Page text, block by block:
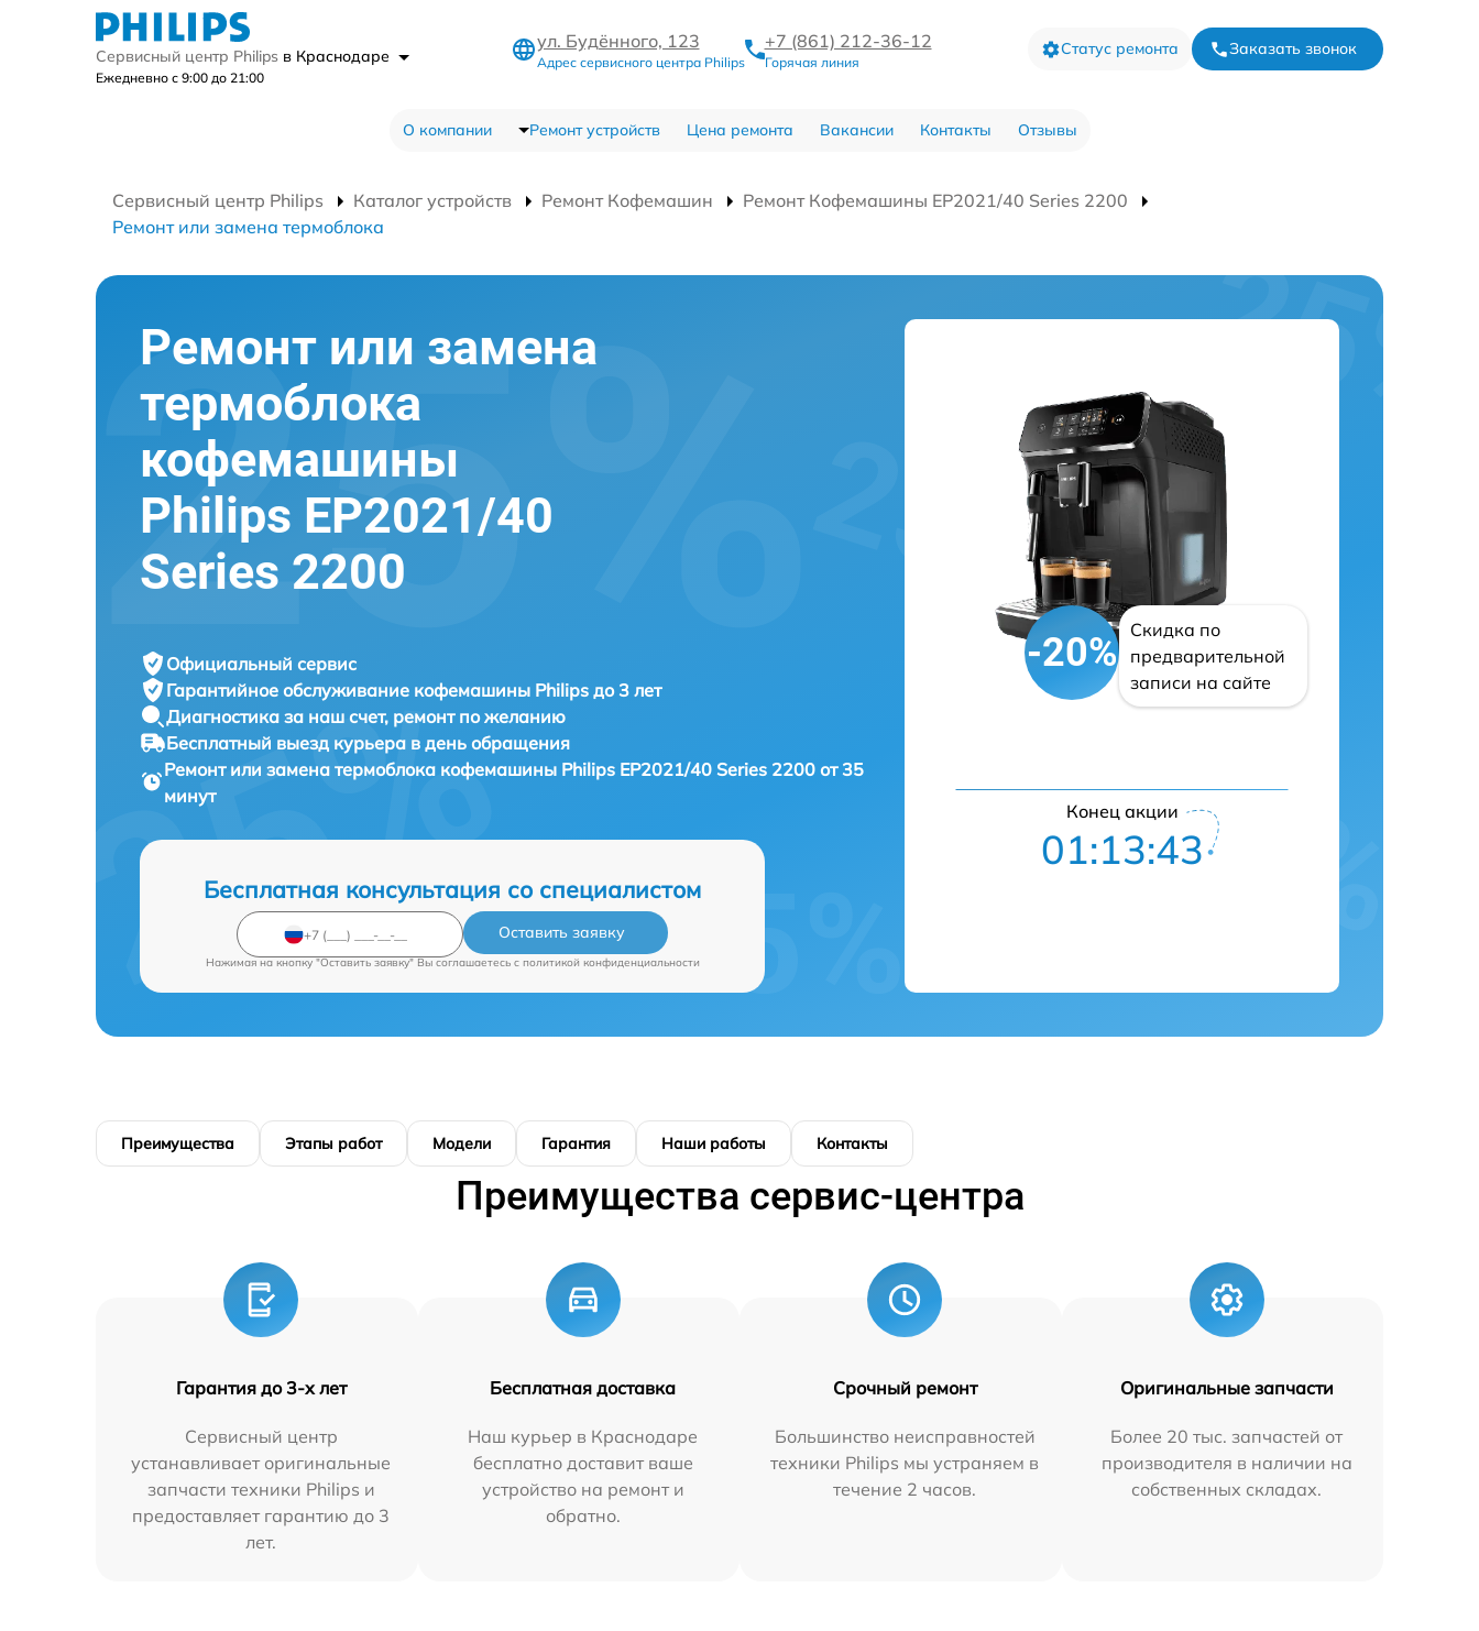
Сервисный центр Philips в Краснодаре
Ежедневно с 9:00 до 21:00
ул. Будённого, 123
Адрес сервисного центра Philips
+7 (861) 212-36-12
Горячая линия
Статус ремонта Заказать звонок
О компании Ремонт устройств Цена ремонта Вакансии Контакты Отзывы
Сервисный центр Philips Каталог устройств Ремонт Кофемашин
Ремонт Кофемашины EP2021/40 Series 2200
Ремонт или замена термоблока
Ремонт или замена
термоблока
кофемашины
Philips EP2021/40
Series 2200
Официальный сервис
Гарантийное обслуживание кофемашины Philips до 3 лет
Диагностика за наш счет, ремонт по желанию
Бесплатный выезд курьера в день обращения
Ремонт или замена термоблока кофемашины Philips EP2021/40 Series 2200 от 35
минут
Бесплатная консультация со специалистом
Оставить заявку
Нажимая на кнопку "Оставить заявку" Вы соглашаетесь c политикой конфиденциальности
-20%
Скидка по
предварительной
записи на сайте
Конец акции
01:13:42
Преимущества Этапы работ Модели Гарантия Наши работы Контакты
Преимущества сервис-центра
Гарантия до 3-х лет
Сервисный центр
устанавливает оригинальные
запчасти техники Philips и
предоставляет гарантию до 3
лет.
Бесплатная доставка
Наш курьер в Краснодаре
бесплатно доставит ваше
устройство на ремонт и
обратно.
Срочный ремонт
Большинство неисправностей
техники Philips мы устраняем в
течение 2 часов.
Оригинальные запчасти
Более 20 тыс. запчастей от
производителя в наличии на
собственных складах.